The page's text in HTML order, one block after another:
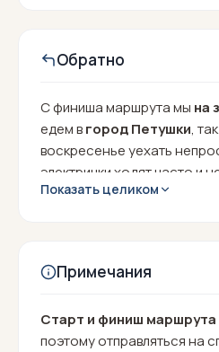
Обратно
С финиша маршрута мы на
едем вгород Петушки,
воскресенье уехать
электрички ходят часто и
заблаговременного
Показать целиком
Примечания
Старт и финиш маршрута
поэтому отправляться на